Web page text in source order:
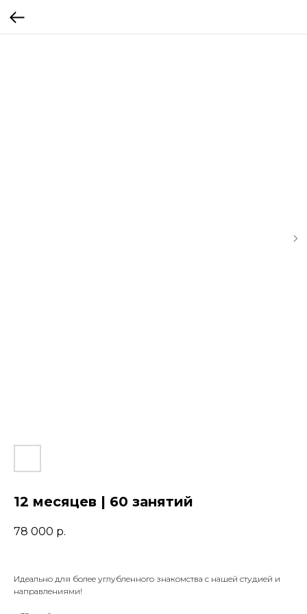
12 месяцев | 60 занятий
78 000 р.
Идеально для более углубленного знакомства с нашей студией и
направлениями!